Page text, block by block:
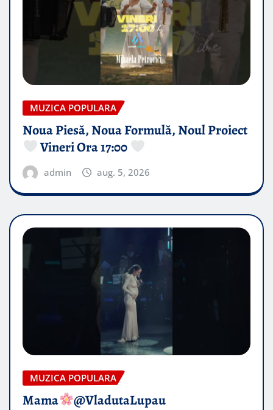
MUZICA POPULARA
Noua Piesă, Noua Formulă, Noul Proiect
Vineri Ora 17:00
admin aug. 5, 2026
MUZICA POPULARA
Mama @VladutaLupau